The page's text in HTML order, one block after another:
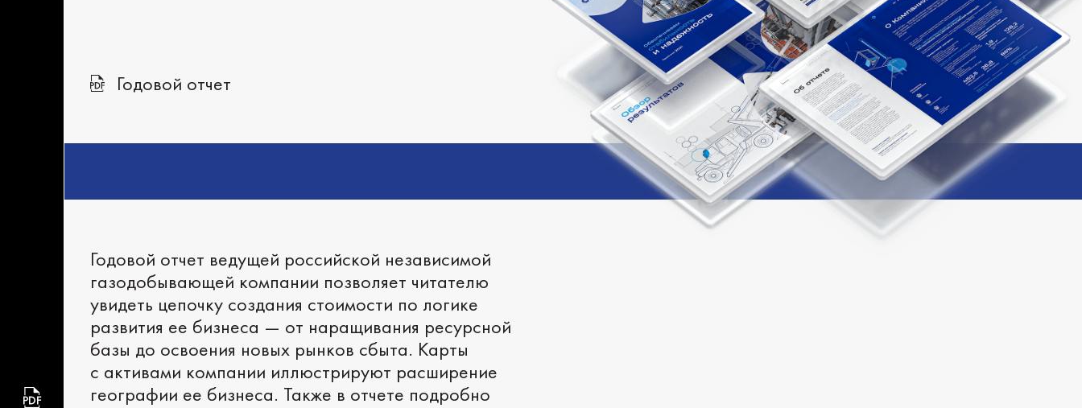
Годовой отчет
Годовой отчет ведущей российской независимой
газодобывающей компании позволяет читателю
увидеть цепочку создания стоимости по логике
развития ее бизнеса — от наращивания ресурсной
базы до освоения новых рынков сбыта. Карты
с активами компании иллюстрируют расширение
географии ее бизнеса. Также в отчете подробно